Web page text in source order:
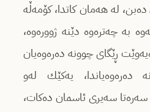
لە هەمان کاتدا، کۆمەڵە
بە چەترەوە دێنە ژوورەوە،
ڕێگای چوونە دەرەوەیان
یەکێك لەو
سەرەتا سەیری ئاسمان دەکات،